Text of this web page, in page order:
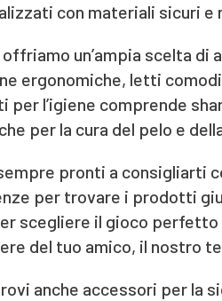
con materiali sicuri e
un’ampia scelta di
ergonomiche, letti
per l’igiene comprende
per la cura del pelo e
pronti a consigliarti
per trovare i prodotti
scegliere il gioco
del tuo amico, il nostro
anche accessori per la